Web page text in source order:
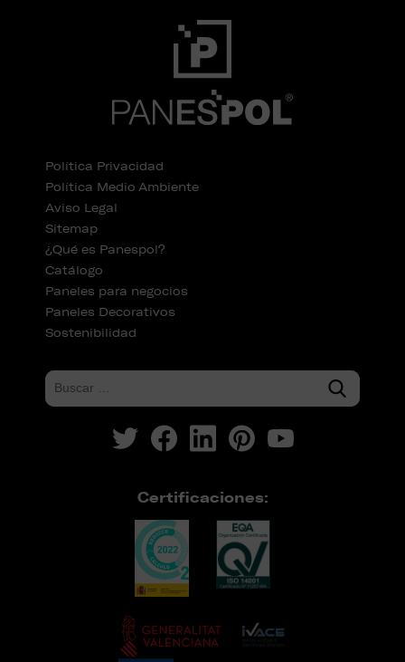
Política Privacidad
Política Medio Ambiente
Aviso Legal
Sitemap
¿Qué es Panespol?
Catálogo
Paneles para negocios
Paneles Decorativos
Sostenibilidad
Certificaciones: